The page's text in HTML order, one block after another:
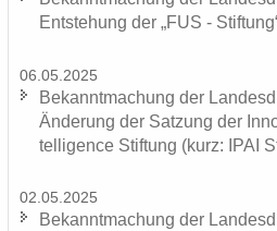
Ent­ste­hung der „FUS -
06.05.2025
Be­kannt­ma­chung der
Än­de­rung der Sat­zung der
tel­li­gence Stif­tung (kurz: IPAI
02.05.2025
Be­kannt­ma­chung der